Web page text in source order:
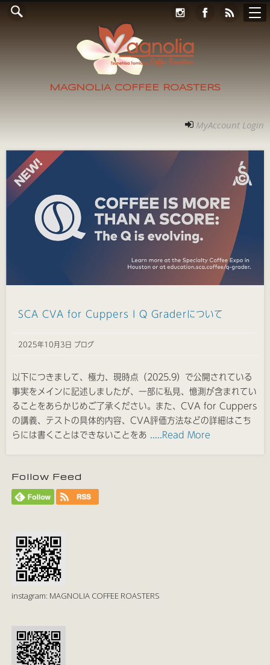
MAGNOLIA COFFEE ROASTERS
ホーム
ご案内
Online Store
フォト
アクセス
コンタクト
RECRUIT
MyAccount Login
MyAccount Login
SCA CVA for Cuppers I Q Graderについて
2025年10月3日 ブログ
以下につきまして、極力、現時点（2025.9）で公開されている
事実をメインに記述しましたが、一部に私見、憶測が含まれてい
ることをあらかじめご了承ください。また、CVA for Cuppers
の講義、テストの具体的内容、CVA評価方法などの詳細はこち
らには書くことはできないことをあ .....Read More
Follow Feed
instagram: MAGNOLIA COFFEE ROASTERS